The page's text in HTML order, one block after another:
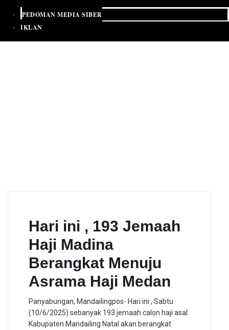
PEDOMAN MEDIA SIBER
IKLAN
Hari ini , 193 Jemaah
Haji Madina
Berangkat Menuju
Asrama Haji Medan
Panyabungan, Mandailingpos- Hari ini , Sabtu
(10/6/2025) sebanyak 193 jemaah calon haji asal
Kabupaten Mandailing Natal akan berangkat